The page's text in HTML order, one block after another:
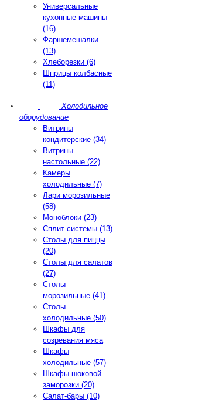
Универсальные
кухонные машины
(16)
Фаршемешалки
(13)
Хлеборезки (6)
Шприцы колбасные
(11)
Холодильное
оборудование
Витрины
кондитерские (34)
Витрины
настольные (22)
Камеры
холодильные (7)
Лари морозильные
(58)
Моноблоки (23)
Сплит системы (13)
Столы для пиццы
(20)
Столы для салатов
(27)
Столы
морозильные (41)
Столы
холодильные (50)
Шкафы для
созревания мяса
Шкафы
холодильные (57)
Шкафы шоковой
заморозки (20)
Салат-бары (10)